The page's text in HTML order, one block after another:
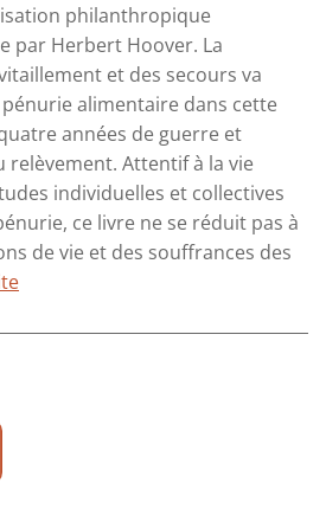
philanthropique
par Herbert Hoover. La
et des secours va
alimentaire dans cette
années de guerre et
relèvement. Attentif à la vie
individuelles et collectives
ce livre ne se réduit pas à
de vie et des souffrances des